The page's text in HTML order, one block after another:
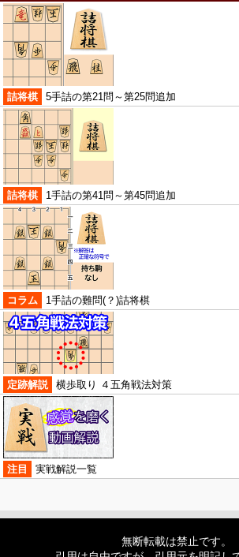
詰将棋 5手詰の第21問～第25問追加
詰将棋 1手詰の第41問～第45問追加
コラム 1手詰の難問(？)詰将棋
定跡解説 横歩取り ４五角戦法対策
注目 実戦解説一覧
無断転載は禁止です。